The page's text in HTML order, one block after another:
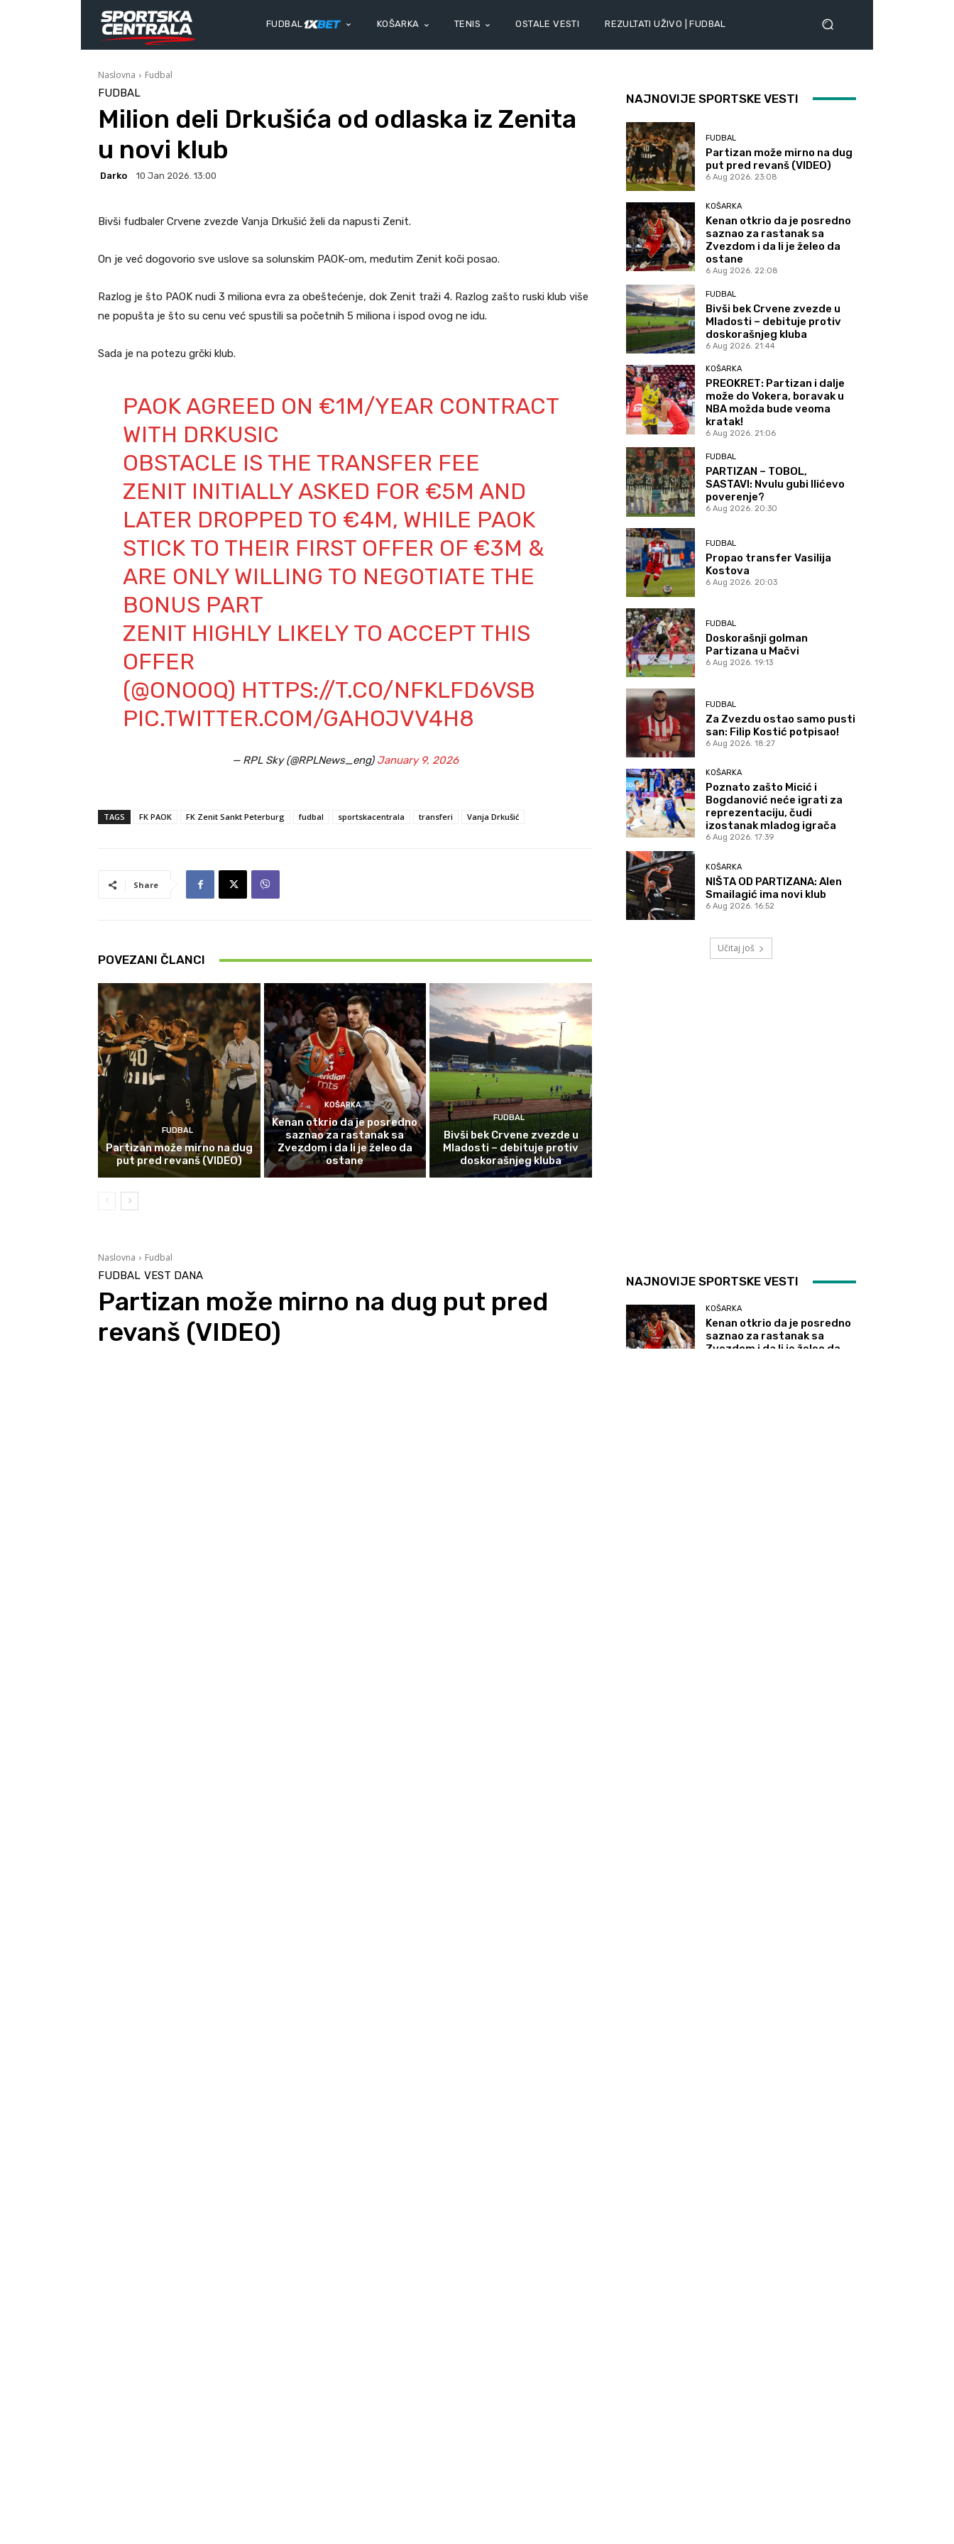
FUDBAL KOŠARKA TENIS OSTALE VESTI REZULTATI UŽIVO | FUDBAL
Naslovna Fudbal
FUDBAL
Milion deli Drkušića od odlaska iz Zenita
u novi klub
Darko 10 Jan 2026. 13:00
Bivši fudbaler Crvene zvezde Vanja Drkušić želi da napusti Zenit.
On je već dogovorio sve uslove sa solunskim PAOK-om, međutim Zenit koči posao.
Razlog je što PAOK nudi 3 miliona evra za obeštećenje, dok Zenit traži 4. Razlog zašto ruski klub više
ne popušta je što su cenu već spustili sa početnih 5 miliona i ispod ovog ne idu.
Sada je na potezu grčki klub.
PAOK AGREED ON €1M/YEAR CONTRACT
WITH DRKUSIC
OBSTACLE IS THE TRANSFER FEE
ZENIT INITIALLY ASKED FOR €5M AND
LATER DROPPED TO €4M, WHILE PAOK
STICK TO THEIR FIRST OFFER OF €3M &
ARE ONLY WILLING TO NEGOTIATE THE
BONUS PART
ZENIT HIGHLY LIKELY TO ACCEPT THIS
OFFER
(@ONOOQ) HTTPS://T.CO/NFKLFD6VSB
PIC.TWITTER.COM/GAHOJVV4H8
— RPL Sky (@RPLNews_eng) January 9, 2026
TAGS FK PAOK FK Zenit Sankt Peterburg fudbal sportskacentrala transferi Vanja Drkušić
Share
POVEZANI ČLANCI
FUDBAL
Partizan može mirno na dug
put pred revanš (VIDEO)
KOŠARKA
Kenan otkrio da je posredno
saznao za rastanak sa
Zvezdom i da li je želeo da
ostane
FUDBAL
Bivši bek Crvene zvezde u
Mladosti – debituje protiv
doskorašnjeg kluba
NAJNOVIJE SPORTSKE VESTI
FUDBAL
Partizan može mirno na dug
put pred revanš (VIDEO)
6 Aug 2026. 23:08
KOŠARKA
Kenan otkrio da je posredno
saznao za rastanak sa
Zvezdom i da li je želeo da
ostane
6 Aug 2026. 22:08
FUDBAL
Bivši bek Crvene zvezde u
Mladosti – debituje protiv
doskorašnjeg kluba
6 Aug 2026. 21:44
KOŠARKA
PREOKRET: Partizan i dalje
može do Vokera, boravak u
NBA možda bude veoma
kratak!
6 Aug 2026. 21:06
FUDBAL
PARTIZAN – TOBOL,
SASTAVI: Nvulu gubi Ilićevo
poverenje?
6 Aug 2026. 20:30
FUDBAL
Propao transfer Vasilija
Kostova
6 Aug 2026. 20:03
FUDBAL
Doskorašnji golman
Partizana u Mačvi
6 Aug 2026. 19:13
FUDBAL
Za Zvezdu ostao samo pusti
san: Filip Kostić potpisao!
6 Aug 2026. 18:27
KOŠARKA
Poznato zašto Micić i
Bogdanović neće igrati za
reprezentaciju, čudi
izostanak mladog igrača
6 Aug 2026. 17:39
KOŠARKA
NIŠTA OD PARTIZANA: Alen
Smailagić ima novi klub
6 Aug 2026. 16:52
Učitaj još